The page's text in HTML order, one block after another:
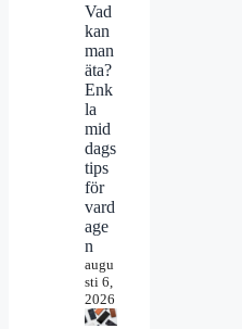
Vad
kan
man
äta?
Enk
la
mid
dags
tips
för
vard
age
n
augu
sti 6,
2026